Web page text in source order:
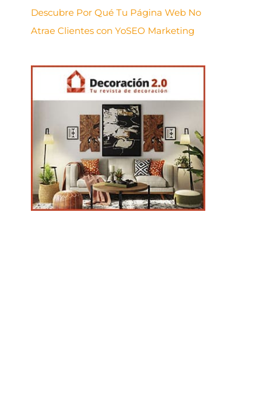
Descubre Por Qué Tu Página Web No
Atrae Clientes con YoSEO Marketing